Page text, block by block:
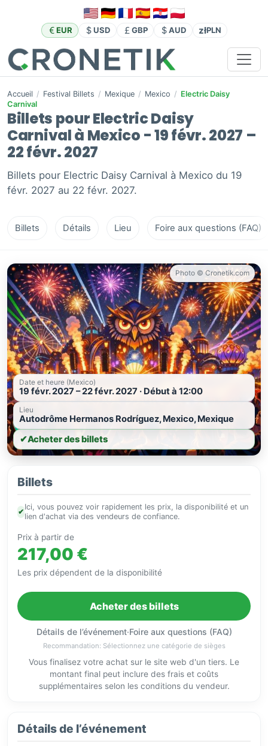
EUR USD GBP AUD złPLN
Accueil / Festival Billets / Mexique / Mexico / Electric Daisy
Carnival
Billets pour Electric Daisy
Carnival à Mexico - 19 févr. 2027 –
22 févr. 2027
Billets pour Electric Daisy Carnival à Mexico du 19
févr. 2027 au 22 févr. 2027.
Billets Détails Lieu Foire aux questions (FAQ)
Photo © Cronetik.com
Date et heure (Mexico)
19 févr. 2027 – 22 févr. 2027 · Début à 12:00
Lieu
Autodrôme Hermanos Rodríguez, Mexico, Mexique
✔Acheter des billets
Billets
✔
Ici, vous pouvez voir rapidement les prix, la disponibilité et un
lien d'achat via des vendeurs de confiance.
Prix à partir de
217,00 €
Les prix dépendent de la disponibilité
Acheter des billets
Détails de l’événement·Foire aux questions (FAQ)
Recommandation: Sélectionnez une catégorie de sièges
Vous finalisez votre achat sur le site web d'un tiers. Le
montant final peut inclure des frais et coûts
supplémentaires selon les conditions du vendeur.
Détails de l’événement